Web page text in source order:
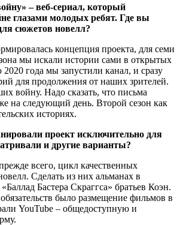
–веб-сериал, который
глазами молодых ребят. Где вы
сюжетов новелл?
концепция проекта, для семи
мы искали истории сами в открытых
года мы запустили канал, и сразу
для продолжения от наших зрителей.
войну. Надо сказать, что письма
на следующий день. Второй сезон как
историях.
проект исключительно для
и другие варианты?
всего, цикл качественных
Сделать из них альманах в
Бастера Скраггса» братьев Коэн.
было размещение фильмов в
YouTube – общедоступную и